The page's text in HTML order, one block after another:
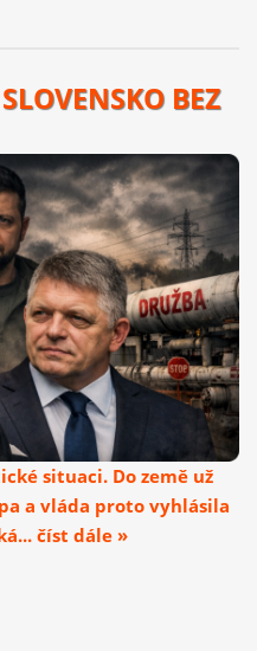
BEZ
situaci. Do země už
a vláda proto vyhlásila
číst dále »